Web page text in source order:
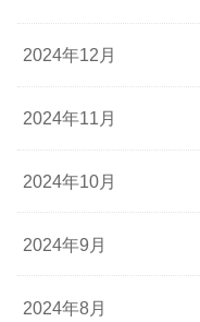
2024年12月
2024年11月
2024年10月
2024年9月
2024年8月